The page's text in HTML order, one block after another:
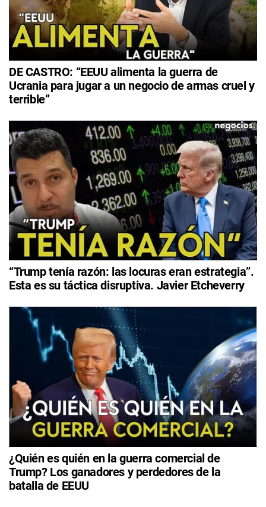
DE CASTRO: “EEUU alimenta la guerra de
Ucrania para jugar a un negocio de armas cruel y
terrible”
“Trump tenía razón: las locuras eran estrategia”.
Esta es su táctica disruptiva. Javier Etcheverry
¿Quién es quién en la guerra comercial de
Trump? Los ganadores y perdedores de la
batalla de EEUU